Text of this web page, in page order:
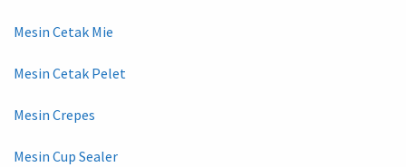
Mesin Cetak Mie
Mesin Cetak Pelet
Mesin Crepes
Mesin Cup Sealer